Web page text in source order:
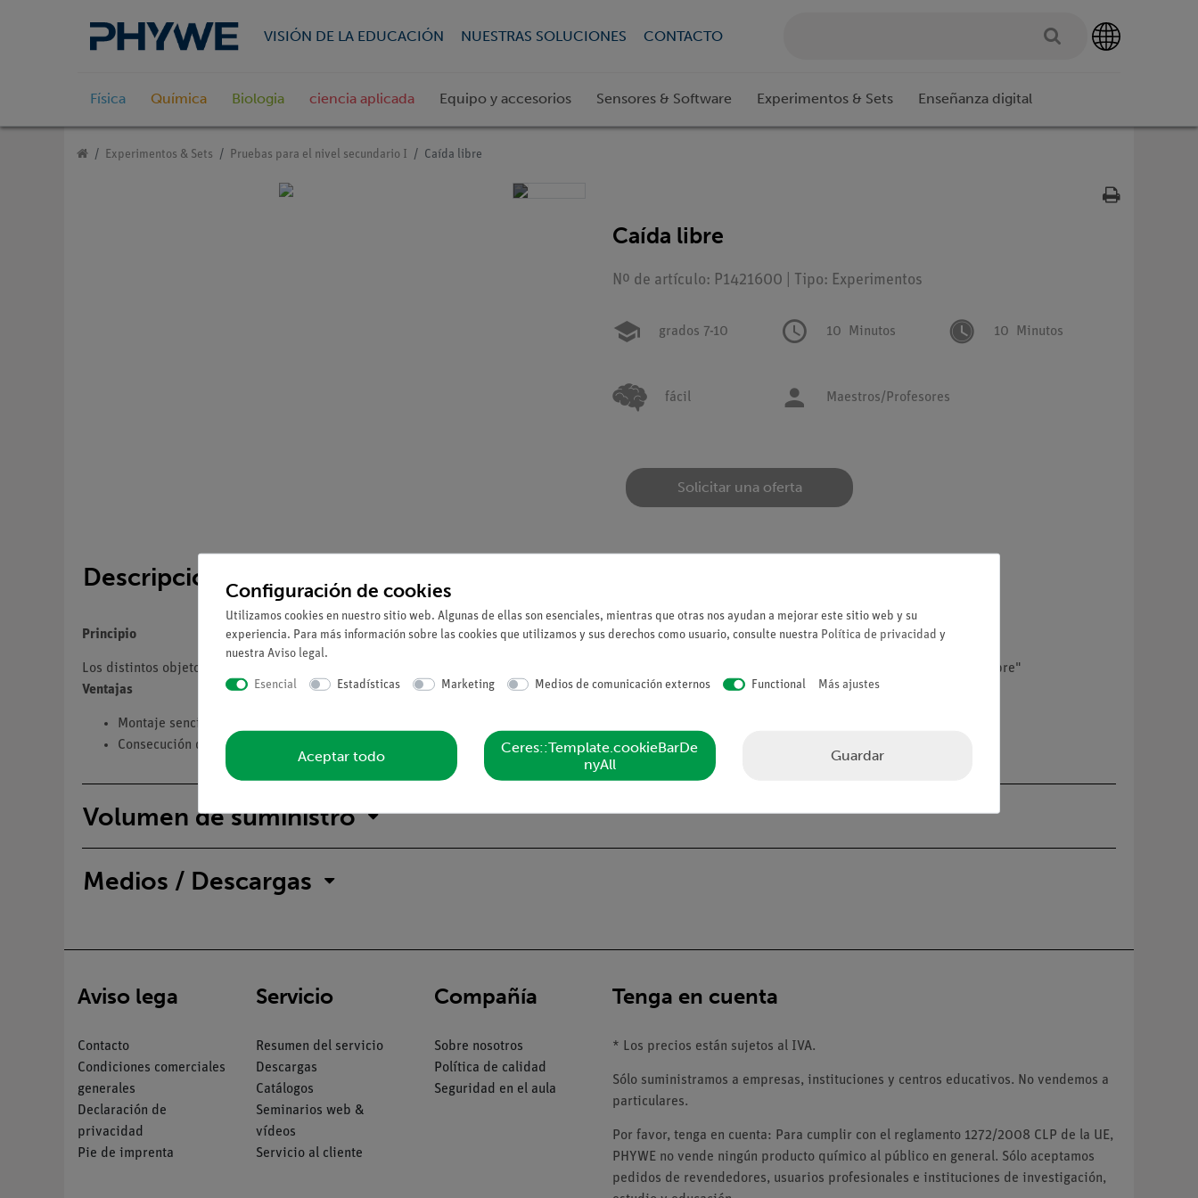
VISIÓN DE LA EDUCACIÓN NUESTRAS SOLUCIONES CONTACTO
Física Química Biologia ciencia aplicada Equipo y accesorios Sensores & Software Experimentos & Sets Enseñanza digital
Experimentos & Sets Pruebas para el nivel secundario I Caída libre
Caída libre
Nº de artículo: P1421600 | Tipo: Experimentos
grados 7-10 10 Minutos 10 Minutos
fácil Maestros/Profesores
Solicitar una oferta
Descripción
Principio
Los distintos objetos caen en el espacio lleno de aire a distintas velocidades. Sin embargo, en el vacío caen a la misma velocidad. Esto se llama "caída libre"
Ventajas
Montaje sencillo y claro
Consecución de un objetivo de aprendizaje elemental con poco esfuerzo
Volumen de suministro
Medios / Descargas
Aviso lega
Contacto
Condiciones comerciales
generales
Declaración de
privacidad
Pie de imprenta
Servicio
Resumen del servicio
Descargas
Catálogos
Seminarios web &
vídeos
Servicio al cliente
Compañía
Sobre nosotros
Política de calidad
Seguridad en el aula
Tenga en cuenta
* Los precios están sujetos al IVA.
Sólo suministramos a empresas, instituciones y centros educativos. No vendemos a
particulares.
Por favor, tenga en cuenta: Para cumplir con el reglamento 1272/2008 CLP de la UE,
PHYWE no vende ningún producto químico al público en general. Sólo aceptamos
pedidos de revendedores, usuarios profesionales e instituciones de investigación,
Configuración de cookies
Utilizamos cookies en nuestro sitio web. Algunas de ellas son esenciales, mientras que otras nos ayudan a mejorar este sitio web y su
experiencia. Para más información sobre las cookies que utilizamos y sus derechos como usuario, consulte nuestra Política de privacidad y
nuestra Aviso legal.
Esencial Estadísticas Marketing Medios de comunicación externos Functional Más ajustes
Aceptar todo
Ceres::Template.cookieBarDe
nyAll
Guardar